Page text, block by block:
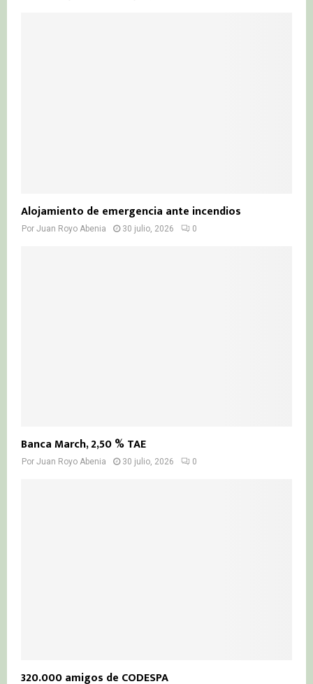
Alojamiento de emergencia ante incendios
Por Juan Royo Abenia 30 julio, 2026 0
Banca March, 2,50 % TAE
Por Juan Royo Abenia 30 julio, 2026 0
320.000 amigos de CODESPA